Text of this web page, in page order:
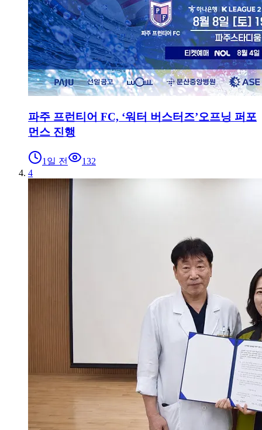
파주 프런티어 FC, ‘워터 버스터즈’오프닝 퍼포
먼스 진행
1일 전
132
4